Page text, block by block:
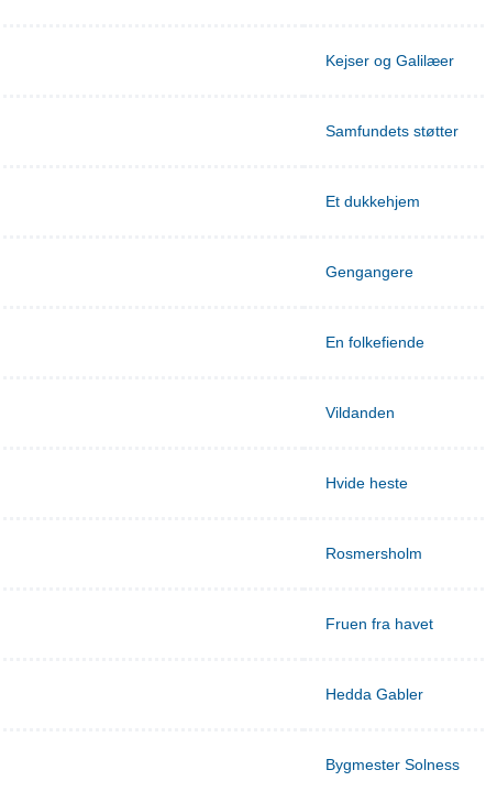
Kejser og Galilæer
Samfundets støtter
Et dukkehjem
Gengangere
En folkefiende
Vildanden
Hvide heste
Rosmersholm
Fruen fra havet
Hedda Gabler
Bygmester Solness